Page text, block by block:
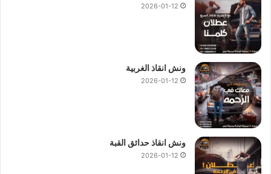
2026-01-12
ونش انقاذ الغربية
2026-01-12
ونش انقاذ حدائق القبة
2026-01-12